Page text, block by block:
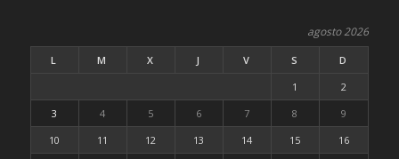
agosto 2026
L M X J V S
D
1
2
3
4 5 6 7 8
9
10
11 12 13 14 15
16